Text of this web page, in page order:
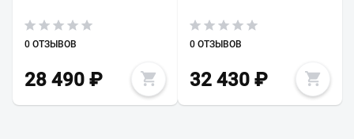
0 ОТЗЫВОВ
28 490 ₽
0 ОТЗЫВОВ
32 430₽